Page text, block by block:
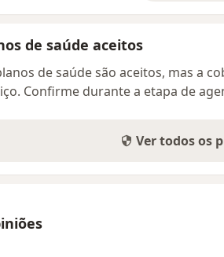
de saúde aceitos
de saúde são aceitos, mas a
Confirme durante a etapa de
Ver todos os